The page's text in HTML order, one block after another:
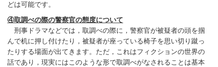
どは可能です。
④取調べの際の警察官の態度について
刑事ドラマなどでは，取調べの際に，警察官が被疑者の頭を掴
んで机に押し付けたり，被疑者が座っている椅子を思い切り蹴っ
たりする場面が出てきます。ただ，これはフィクションの世界の
話であり，現実にはこのような形で取調べがなされることは基本